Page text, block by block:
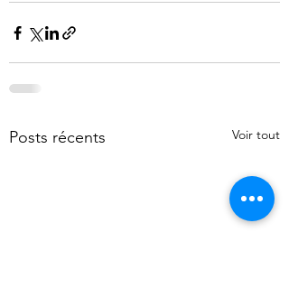
Posts récents Voir tout